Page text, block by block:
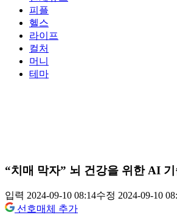
피플
헬스
라이프
컬처
머니
테마
“치매 막자” 뇌 건강을 위한 AI
입력 2024-09-10 08:14수정 2024-09-10
선호매체 추가